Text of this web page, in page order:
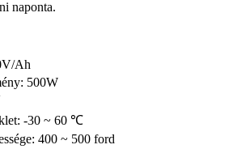
naponta.
Ah
500W
-30 ~ 60 ℃
400 ~ 500 ford